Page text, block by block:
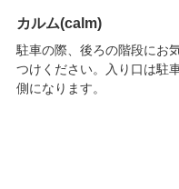
カルム(calm)
駐車の際、後ろの階段にお
つけください。入り口は駐
側になります。